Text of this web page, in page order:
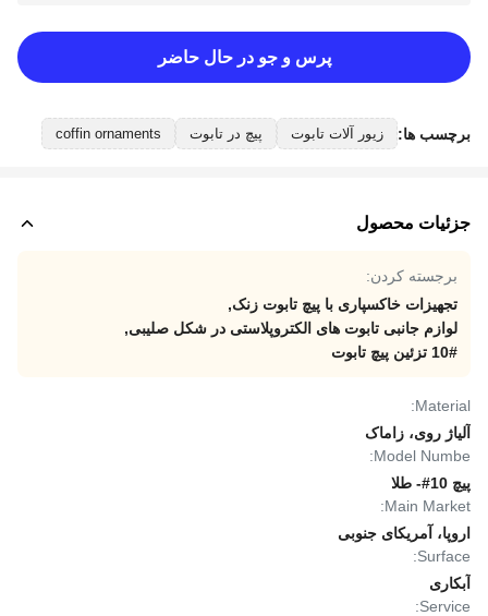
پرس و جو در حال حاضر
برچسب ها: زیور آلات تابوت پیچ در تابوت coffin ornaments
جزئیات محصول
برجسته کردن:
تجهیزات خاکسپاری با پیچ تابوت زنک,
لوازم جانبی تابوت های الکتروپلاستی در شکل صلیبی,
10# تزئین پیچ تابوت
Material:
آلیاژ روی، زاماک
Model Numbe:
پیچ 10#- طلا
Main Market:
اروپا، آمریکای جنوبی
Surface:
آبکاری
Service: